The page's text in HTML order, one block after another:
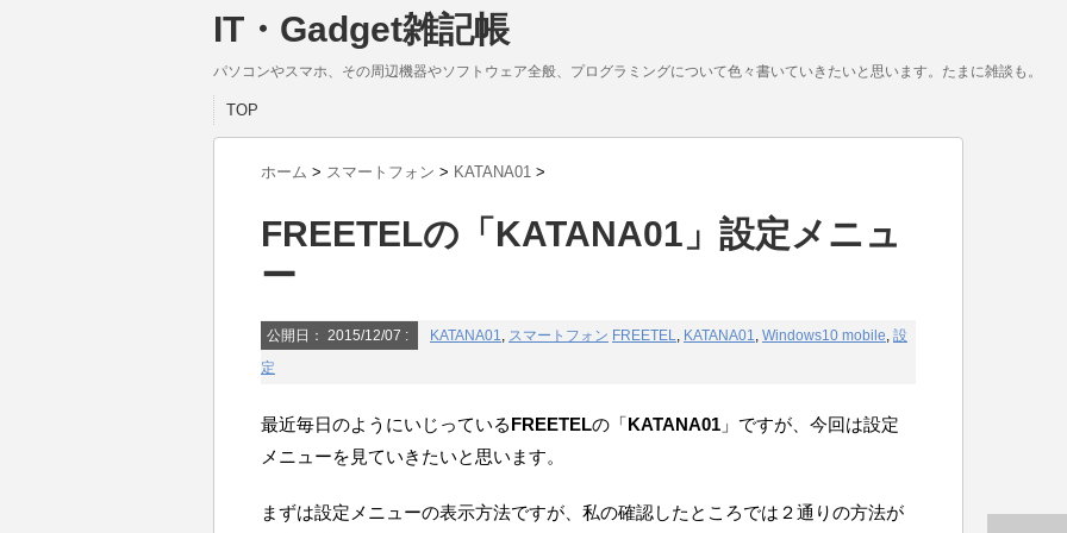
IT・Gadget雑記帳
パソコンやスマホ、その周辺機器やソフトウェア全般、プログラミングについて色々書いていきたいと思います。たまに雑談も。
TOP
ホーム > スマートフォン > KATANA01 >
FREETELの「KATANA01」設定メニュ
ー
公開日： 2015/12/07 : KATANA01, スマートフォン FREETEL, KATANA01, Windows10 mobile, 設
定
最近毎日のようにいじっているFREETELの「KATANA01 」ですが、今回は設定
メニューを見ていきたいと思います。
まずは設定メニューの表示方法ですが、私の確認したところでは２通りの方法が